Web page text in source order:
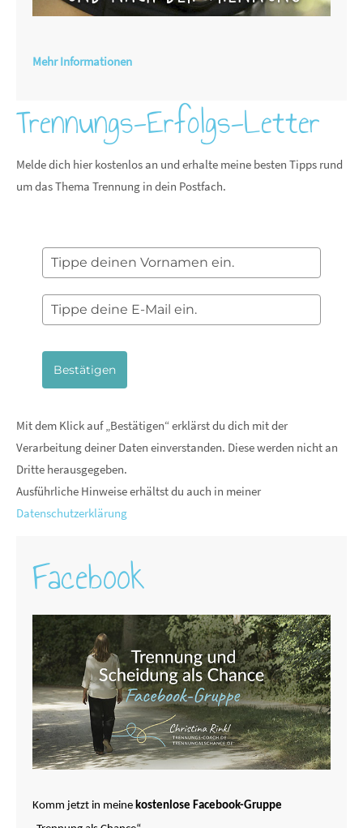
Mehr Informationen
Trennungs-Erfolgs-Letter
Melde dich hier kostenlos an und erhalte meine besten Tipps rund
um das Thema Trennung in dein Postfach.
Bestätigen
Mit dem Klick auf „Bestätigen“ erklärst du dich mit der
Verarbeitung deiner Daten einverstanden. Diese werden nicht an
Dritte herausgegeben.
Ausführliche Hinweise erhältst du auch in meiner
Datenschutzerklärung
Facebook
Komm jetzt in meine kostenlose Facebook-Gruppe